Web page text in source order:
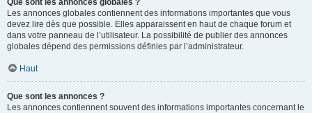
Que sont les annonces globales ?
Les annonces globales contiennent des informations importantes que vous
devez lire dès que possible. Elles apparaissent en haut de chaque forum et
dans votre panneau de l’utilisateur. La possibilité de publier des annonces
globales dépend des permissions définies par l’administrateur.
Haut
Que sont les annonces ?
Les annonces contiennent souvent des informations importantes concernant le